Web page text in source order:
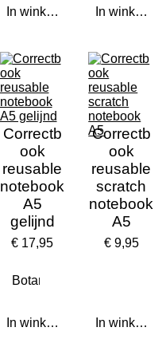
In winkelwagen In
Correctb
ook
reusable
notebook
A5
gelijnd
€ 17,95
In winkelwagen
Correctb
ook
reusable
scratch
notebook
A5
€ 9,95
In